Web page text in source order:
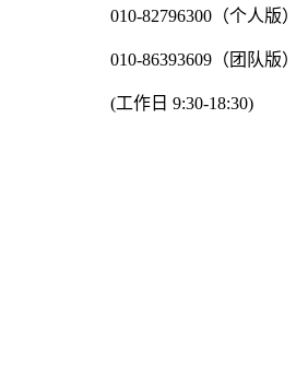
010-82796300（个人版）
010-86393609（团队版）
(工作日 9:30-18:30)